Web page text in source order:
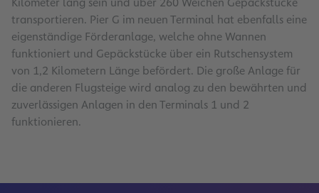
transportieren. Pier G im neuen Terminal hat ebenfalls eine
eigenständige Förderanlage, welche ohne Wannen
funktioniert und Gepäckstücke über ein Rutschensystem
von 1,2 Kilometern Länge befördert. Die große Anlage für
die anderen Flugsteige wird analog zu den bewährten und
zuverlässigen Anlagen in den Terminals 1 und 2
funktionieren.